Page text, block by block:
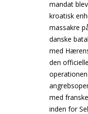
mandat
kroatisk
massakre
danske
med
den
med
inden for